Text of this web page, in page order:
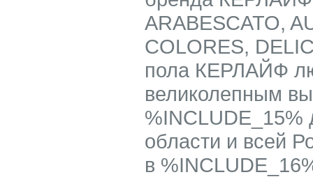
ARABESCATO,
COLORES,
пола КЕРЛАЙФ
великолепным
%INCLUDE_15%
области и всей
в